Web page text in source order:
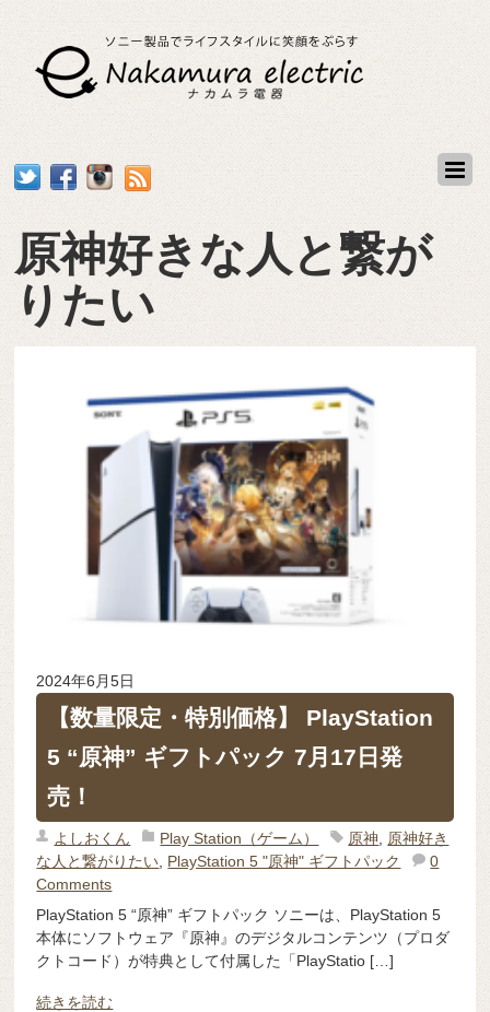
原神好きな人と繋が
りたい
2024年6月5日
【数量限定・特別価格】 PlayStation
5 “原神” ギフトパック 7月17日発
売！
よしおくん Play Station（ゲーム） 原神
原神好き
な人と繋がりたい PlayStation 5 "原神" ギフトパック
0
Comments
PlayStation 5 “原神” ギフトパック ソニーは、PlayStation 5
本体にソフトウェア『原神』のデジタルコンテンツ（プロダ
クトコード）が特典として付属した「PlayStatio […]
続きを読む